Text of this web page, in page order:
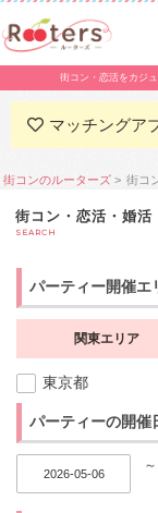
街コン・恋活をカジ
マッチングア
街コンのルーターズ 街コ
街コン・恋活・婚
SEARCH
パーティー開催エ
関東エリア
東京都
パーティーの開催